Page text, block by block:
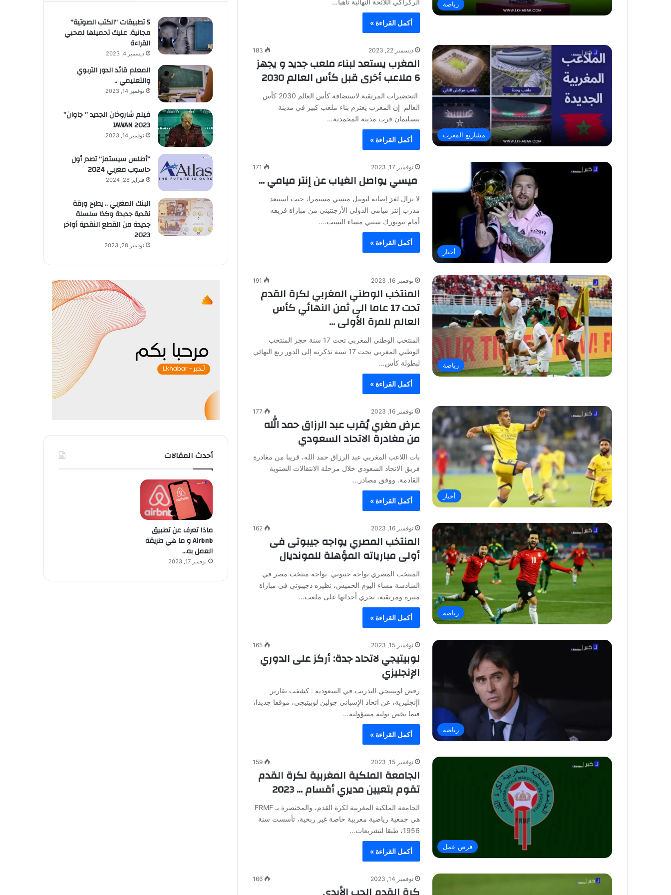
رياضة
أكمل القراءة »
مشاريع المغرب
ديسمبر 22, 2023 183
المغرب يستعد لبناء ملعب جديد و يجهز
6 ملاعب أخرى قبل كأس العالم 2030
التحضيرات المرتقبة لاستضافة كأس العالم 2030 كأس
العالم إن المغرب يعتزم بناء ملعب كبير في مدينة
بنسليمان قرب مدينة المحمدية…
أكمل القراءة »
أخبار
نوفمبر 17, 2023 171
ميسي يواصل الغياب عن إنتر ميامي …
لا يزال لغز إصابة ليونيل ميسي مستمرا، حيث استبعد
مدرب إنتر ميامي الدولي الأرجنتيني من مباراة فريقه
أمام نيويورك سيتي مساء السبت.…
أكمل القراءة »
رياضة
نوفمبر 16, 2023 191
المنتخب الوطني المغربي لكرة القدم
تحت 17 عاما الى ثمن النهائي كأس
العالم للمرة الأولى …
المنتخب الوطني المغربي تحت 17 سنة حجز المنتخب
الوطني المغربي تحت 17 سنة تذكرته إلى الدور ربع النهائي
لبطولة كأس…
أكمل القراءة »
أخبار
نوفمبر 16, 2023 177
عرض مغري يُقرب عبد الرزاق حمد الله
من مغادرة الاتحاد السعودي
بات اللاعب المغربي عبد الرزاق حمد الله، قريبا من مغادرة
فريق الاتحاد السعودي خلال مرحلة الانتقالات الشتوية
القادمة. ووفق مصادر…
أكمل القراءة »
رياضة
نوفمبر 16, 2023 162
المنتخب المصري يواجه جيبوتى فى
أولى مبارياته المؤهلة للمونديال
المنتخب المصري يواجه جيبوتي يواجه منتخب مصر في
السادسة مساء اليوم الخميس، نظيره دجيبوتي في مباراة
مثيرة ومرتقبة، تجري أحداثها على ملعب…
أكمل القراءة »
رياضة
نوفمبر 15, 2023 165
لوبيتيجي لاتحاد جدة: أركز على الدوري
الإنجليزي
رفض لوبيتيجي التدريب في السعودية : كشفت تقارير
اإنجليزية، عن اتخاذ الإسباني جولين لوبيتيجي، موقفا جديدا،
فيما يخص توليه مسؤولية…
أكمل القراءة »
فرص عمل
نوفمبر 15, 2023 159
الجامعة الملكية المغربية لكرة القدم
تقوم بتعيين مديري أقسام … 2023
الجامعة الملكية المغربية لكرة القدم، والمختصرة بـ FRMF
هي جمعية رياضية مغربية خاصة غير ربحية، تأسست سنة
1956، طبقا لتشريعات…
أكمل القراءة »
نوفمبر 14, 2023 166
5 تطبيقات “الكتب الصوتية”
مجانية. عليك تحميلها لمحبي
القراءة
ديسمبر 4, 2023
المعلم قائد الدور التربوي
والتعليمي ..
نوفمبر 14, 2023
فيلم شاروخان الجديد ” جاوان”
JAWAN 2023
نوفمبر 14, 2023
“أطلس سيستمز” تصدر أول
حاسوب مغربي 2024
فبراير 28, 2024
البنك المغربي .. يطرح ورقة
نقدية جديدة وكذا سلسلة
جديدة من القطع النقدية أواخر
2023
نوفمبر 28, 2023
أحدث المقالات
ماذا تعرف عن تطبيق
Airbnb و ما هي طريقة
العمل به…
نوفمبر 17, 2023